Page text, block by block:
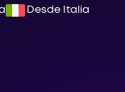
Desde Italia